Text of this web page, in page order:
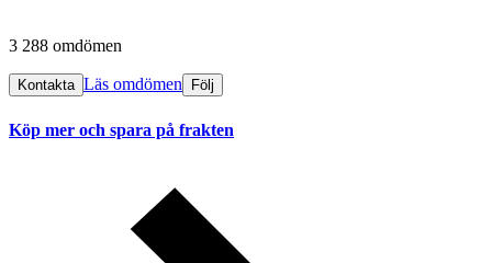
3 288 omdömen
Kontakta Läs omdömen Följ
Köp mer och spara på frakten